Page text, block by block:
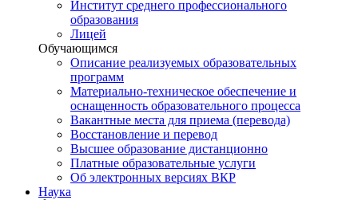
Институт среднего профессионального
образования
Лицей
Обучающимся
Описание реализуемых образовательных
программ
Материально-техническое обеспечение и
оснащенность образовательного процесса
Вакантные места для приема (перевода)
Восстановление и перевод
Высшее образование дистанционно
Платные образовательные услуги
Об электронных версиях ВКР
Наука